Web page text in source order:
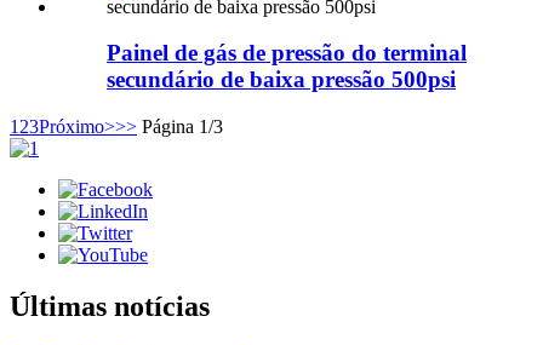
Painel de gás de pressão do terminal
secundário de baixa pressão 500psi
1 23Próximo>>> Página 1/3
Últimas notícias